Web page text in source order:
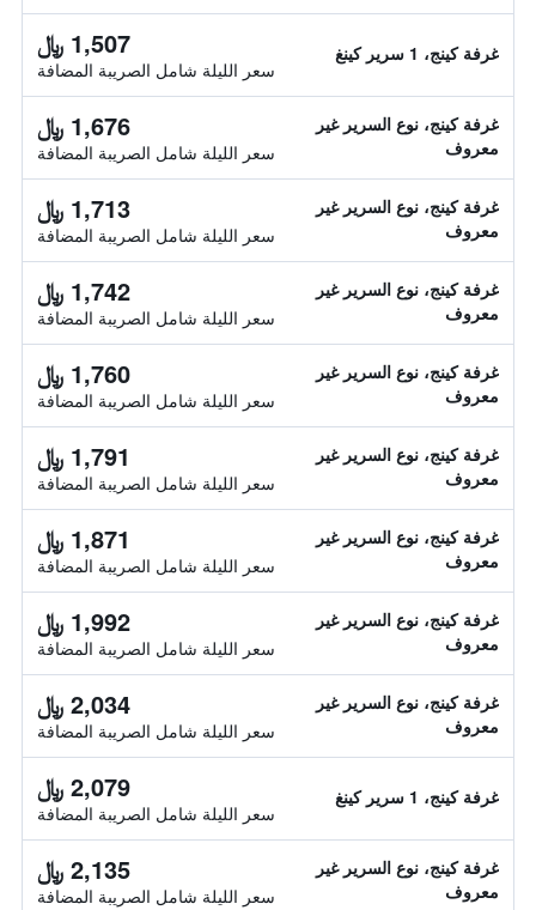
غرفة كينج، 1 سرير كينغ 1,507 ﷼
سعر الليلة شامل الصريبة المضافة
غرفة كينج، نوع السرير غير
معروف
1,676 ﷼
سعر الليلة شامل الصريبة المضافة
غرفة كينج، نوع السرير غير
معروف
1,713 ﷼
سعر الليلة شامل الصريبة المضافة
غرفة كينج، نوع السرير غير
معروف
1,742 ﷼
سعر الليلة شامل الصريبة المضافة
غرفة كينج، نوع السرير غير
معروف
1,760 ﷼
سعر الليلة شامل الصريبة المضافة
غرفة كينج، نوع السرير غير
معروف
1,791 ﷼
سعر الليلة شامل الصريبة المضافة
غرفة كينج، نوع السرير غير
معروف
1,871 ﷼
سعر الليلة شامل الصريبة المضافة
غرفة كينج، نوع السرير غير
معروف
1,992 ﷼
سعر الليلة شامل الصريبة المضافة
غرفة كينج، نوع السرير غير
معروف
2,034 ﷼
سعر الليلة شامل الصريبة المضافة
غرفة كينج، 1 سرير كينغ 2,079 ﷼
سعر الليلة شامل الصريبة المضافة
غرفة كينج، نوع السرير غير
معروف
2,135 ﷼
سعر الليلة شامل الصريبة المضافة